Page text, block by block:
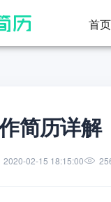
首页
简历详解
2020-02-15 18:15:00